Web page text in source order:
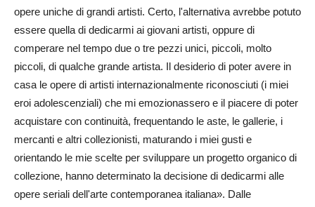
opere uniche di grandi artisti. Certo, l'alternativa avrebbe potuto
essere quella di dedicarmi ai giovani artisti, oppure di
comperare nel tempo due o tre pezzi unici, piccoli, molto
piccoli, di qualche grande artista. Il desiderio di poter avere in
casa le opere di artisti internazionalmente riconosciuti (i miei
eroi adolescenziali) che mi emozionassero e il piacere di poter
acquistare con continuità, frequentando le aste, le gallerie, i
mercanti e altri collezionisti, maturando i miei gusti e
orientando le mie scelte per sviluppare un progetto organico di
collezione, hanno determinato la decisione di dedicarmi alle
opere seriali dell'arte contemporanea italiana». Dalle